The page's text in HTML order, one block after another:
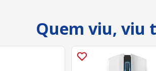
Quem viu, viu